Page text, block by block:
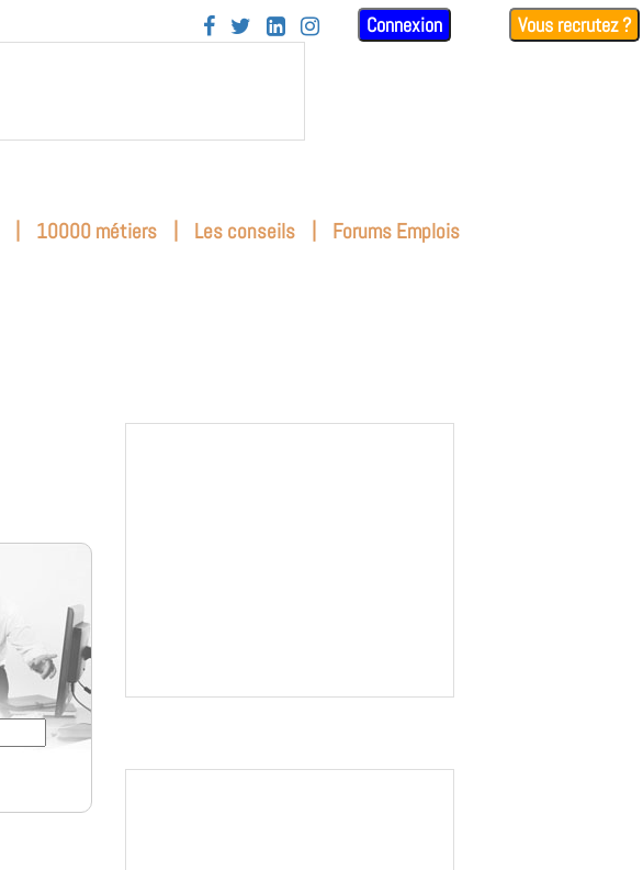
    Connexion Vous recrutez ?
| 10000 métiers | Les conseils | Forums Emplois